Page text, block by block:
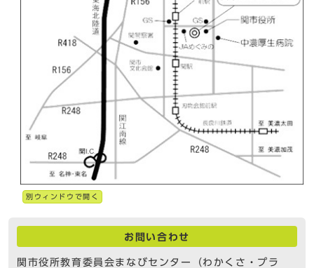
別ウィンドウで開く
お問い合わせ
関市役所教育委員会まなびセンター（わかくさ・プラ